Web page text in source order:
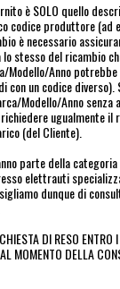
è SOLO quello
codice produttore (ad
è necessario
stesso del ricambio
Modello/Anno
con un codice
Modello/Anno senza
ugualmente il
(del Cliente).
parte della
elettrauti
dunque di
DI RESO ENTRO
MOMENTO DELLA